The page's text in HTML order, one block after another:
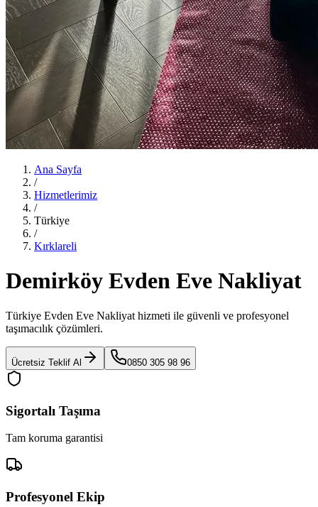
Ana Sayfa
/
Hizmetlerimiz
/
Türkiye
/
Kırklareli
Demirköy Evden Eve Nakliyat
Türkiye Evden Eve Nakliyat hizmeti ile güvenli ve profesyonel
taşımacılık çözümleri.
Ücretsiz Teklif Al 0850 305 98 96
Sigortalı Taşıma
Tam koruma garantisi
Profesyonel Ekip